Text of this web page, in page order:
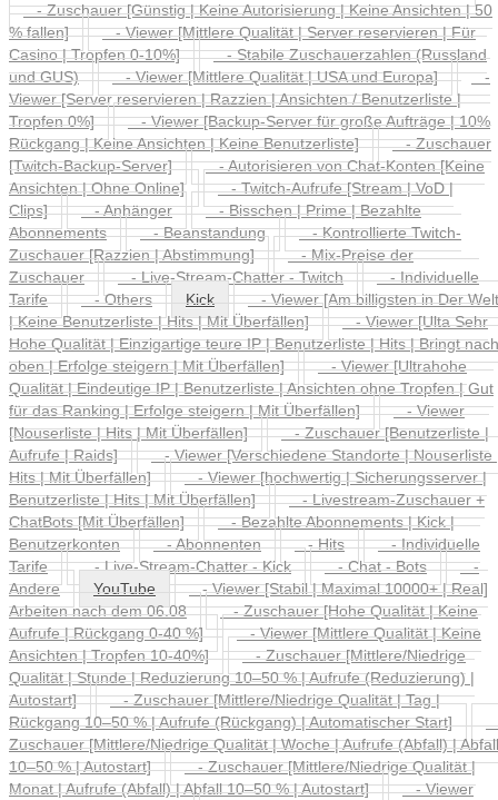
- Zuschauer [Günstig | Keine Autorisierung | Keine Ansichten | 50
% fallen]
- Viewer [Mittlere Qualität | Server reservieren | Für
Casino | Tropfen 0-10%]
- Stabile Zuschauerzahlen (Russland
und GUS)
- Viewer [Mittlere Qualität | USA und Europa]
-
Viewer [Server reservieren | Razzien | Ansichten / Benutzerliste |
Tropfen 0%]
- Viewer [Backup-Server für große Aufträge | 10%
Rückgang | Keine Ansichten | Keine Benutzerliste]
- Zuschauer
[Twitch-Backup-Server]
- Autorisieren von Chat-Konten [Keine
Ansichten | Ohne Online]
- Twitch-Aufrufe [Stream | VoD |
Clips]
- Anhänger
- Bisschen | Prime | Bezahlte
Abonnements
- Beanstandung
- Kontrollierte Twitch-
Zuschauer [Razzien | Abstimmung]
- Mix-Preise der
Zuschauer
- Live-Stream-Chatter - Twitch
- Individuelle
Tarife
- Others Kick
- Viewer [Am billigsten in Der
| Keine Benutzerliste | Hits | Mit Überfällen]
- Viewer [Ulta Sehr
Hohe Qualität | Einzigartige teure IP | Benutzerliste | Hits | Bringt nach
oben | Erfolge steigern | Mit Überfällen]
- Viewer [Ultrahohe
Qualität | Eindeutige IP | Benutzerliste | Ansichten ohne Tropfen | Gut
für das Ranking | Erfolge steigern | Mit Überfällen]
- Viewer
[Nouserliste | Hits | Mit Überfällen]
- Zuschauer [Benutzerliste |
Aufrufe | Raids]
- Viewer [Verschiedene Standorte | Nouserliste
Hits | Mit Überfällen]
- Viewer [hochwertig | Sicherungsserver |
Benutzerliste | Hits | Mit Überfällen]
- Livestream-Zuschauer +
ChatBots [Mit Überfällen]
- Bezahlte Abonnements | Kick |
Benutzerkonten
- Abonnenten - Hits
- Individuelle
Tarife
- Live-Stream-Chatter - Kick - Chat - Bots
-
Andere
YouTube
- Viewer [Stabil | Maximal 10000+ | Real]
Arbeiten nach dem 06.08
- Zuschauer [Hohe Qualität | Keine
Aufrufe | Rückgang 0-40 %]
- Viewer [Mittlere Qualität | Keine
Ansichten | Tropfen 10-40%]
- Zuschauer [Mittlere/Niedrige
Qualität | Stunde | Reduzierung 10–50 % | Aufrufe (Reduzierung) |
Autostart]
- Zuschauer [Mittlere/Niedrige Qualität | Tag |
Rückgang 10–50 % | Aufrufe (Rückgang) | Automatischer Start]
Zuschauer [Mittlere/Niedrige Qualität | Woche | Aufrufe (Abfall) | Abfall
10–50 % | Autostart]
- Zuschauer [Mittlere/Niedrige Qualität |
Monat | Aufrufe (Abfall) | Abfall 10–50 % | Autostart]
- Viewer